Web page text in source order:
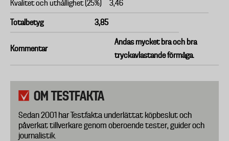
Kvalitet och uthållighet (25%) 3,46
Totalbetyg 3,85
Kommentar
Andas mycket bra och bra
tryckavlastande förmåga.
OM TESTFAKTA
Sedan 2001 har Testfakta underlättat köpbeslut och
påverkat tillverkare genom oberoende tester, guider och
journalistik.